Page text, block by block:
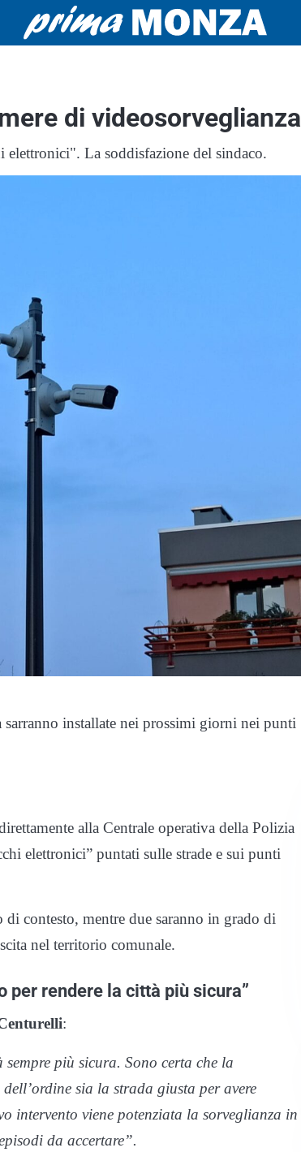
di videosorveglianza
La soddisfazione del sindaco.
installate nei prossimi giorni nei punti
alla Centrale operativa della Polizia
elettronici” puntati sulle strade e sui punti
di contesto, mentre due saranno in grado di
nel territorio comunale.
per rendere la città più sicura”
:
più sicura. Sono certa che la
sia la strada giusta per avere
intervento viene potenziata la sorveglianza in
da accertare”.